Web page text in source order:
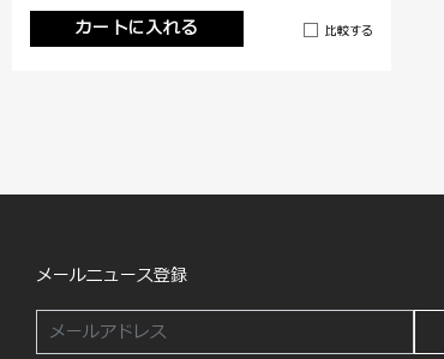
カートに入れる
比較する
メールニュース登録